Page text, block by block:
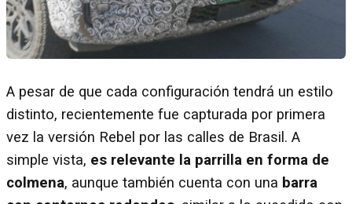
A pesar de que cada configuración tendrá un estilo
distinto, recientemente fue capturada por primera
vez la versión Rebel por las calles de Brasil. A
simple vista, es relevante la parrilla en forma de
colmena, aunque también cuenta con una barra